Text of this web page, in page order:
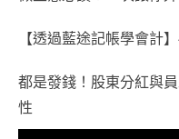
【透過藍途記帳學會計
都是發錢！股東分紅與
性